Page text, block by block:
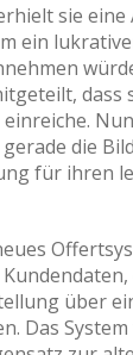
sie eine
ein
dass
die
für ihren
über
Das